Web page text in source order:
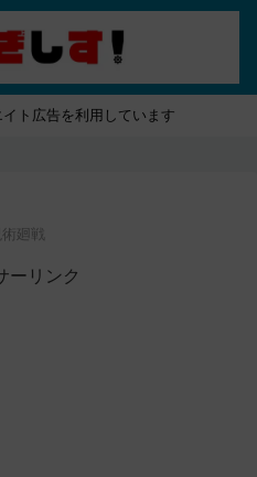
ト広告を利用しています
術廻戦
ーリンク